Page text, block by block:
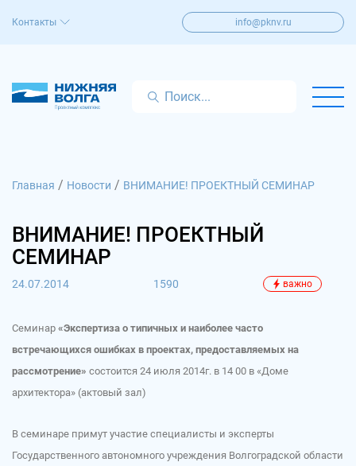
Контакты info@pknv.ru
Главная / Новости / ВНИМАНИЕ! ПРОЕКТНЫЙ СЕМИНАР
ВНИМАНИЕ! ПРОЕКТНЫЙ
СЕМИНАР
24.07.2014 1590 важно
Семинар «Экспертиза о типичных и наиболее часто
встречающихся ошибках в проектах, предоставляемых на
рассмотрение» состоится 24 июля 2014г. в 14 00 в «Доме
архитектора» (актовый зал)
В семинаре примут участие специалисты и эксперты
Государственного автономного учреждения Волгоградской области